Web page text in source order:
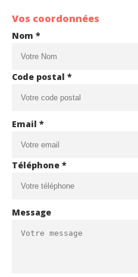
Vos coordonnées
Nom *
Code postal *
Email *
Téléphone *
Message